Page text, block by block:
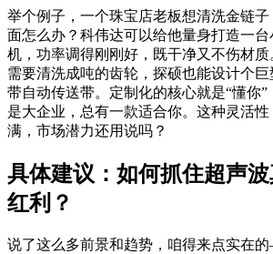
举个例子，一个珠宝店老板想清洗金链
面怎么办？科伟达可以给他量身打造一
机，功率调得刚刚好，既干净又不伤材
需要清洗成吨的齿轮，探硕也能设计个
带自动传送带。定制化的核心就是“懂你
是大企业，总有一款适合你。这种灵活
满，市场潜力还用说吗？
具体建议：如何抓住超声
红利？
说了这么多前景和趋势，咱得来点实在